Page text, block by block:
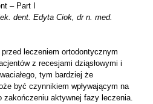
– Part I
dent. Edyta Ciok, dr n. med.
leczeniem ortodontycznym
z recesjami dziąsłowymi i
tym bardziej że
być czynnikiem wpływającym na
zakończeniu aktywnej fazy leczenia.